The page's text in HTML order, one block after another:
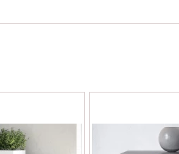
komfortné opretie hornej časti